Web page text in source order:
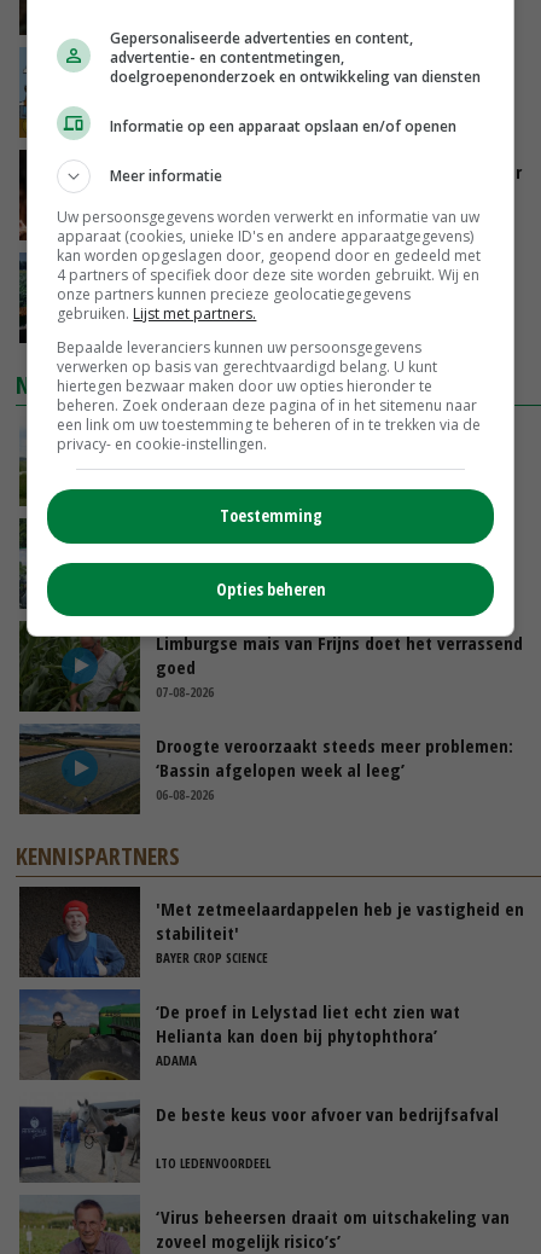
Internationale vraag naar geitenzuivel blijft
groot: Nederland in Europese top
GISTEREN, 15:33
Vlaamse varkensstapel krimpt, pluimveesector
GISTEREN, 15:20
‘Cijfer jezelf niet weg en doe vooral ook waar
je gelukkig van wordt’
GISTEREN, 13:31
NIEUWSTE VIDEO'S
POAH!: John Deere 7730
GISTEREN, 10:00
Oekraïne-vlogger Kees Huizinga: ‘Bezoek van
de ambassade mag zelf groente plukken’
Limburgse mais van Frijns doet het verrassend
goed
07-08-2026
Droogte veroorzaakt steeds meer problemen:
‘Bassin afgelopen week al leeg’
06-08-2026
KENNISPARTNERS
'Met zetmeelaardappelen heb je vastigheid en
stabiliteit'
BAYER CROP SCIENCE
‘De proef in Lelystad liet echt zien wat
Helianta kan doen bij phytophthora’
ADAMA
De beste keus voor afvoer van bedrijfsafval
LTO LEDENVOORDEEL
‘Virus beheersen draait om uitschakeling van
zoveel mogelijk risico’s’
Gepersonaliseerde advertenties en content,
advertentie- en contentmetingen,
doelgroepenonderzoek en ontwikkeling van diensten
Informatie op een apparaat opslaan en/of openen
Meer informatie
Uw persoonsgegevens worden verwerkt en informatie van uw
apparaat (cookies, unieke ID's en andere apparaatgegevens)
kan worden opgeslagen door, geopend door en gedeeld met
4 partners of specifiek door deze site worden gebruikt. Wij en
onze partners kunnen precieze geolocatiegegevens
gebruiken. Lijst met partners.
Bepaalde leveranciers kunnen uw persoonsgegevens
verwerken op basis van gerechtvaardigd belang. U kunt
hiertegen bezwaar maken door uw opties hieronder te
beheren. Zoek onderaan deze pagina of in het sitemenu naar
een link om uw toestemming te beheren of in te trekken via de
privacy- en cookie-instellingen.
Toestemming
Opties beheren